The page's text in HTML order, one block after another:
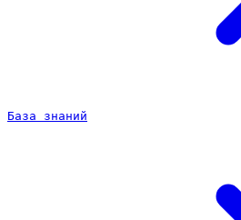
База знаний